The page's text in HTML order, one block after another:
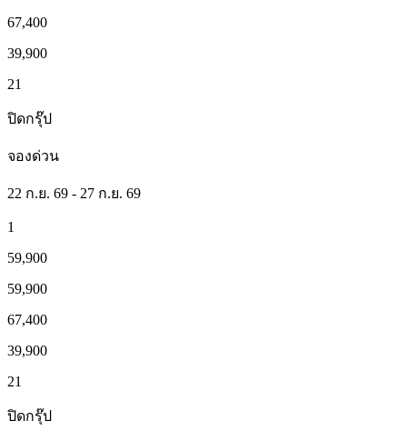
67,400
39,900
21
ปิดกรุ๊ป
จองด่วน
22 ก.ย. 69 - 27 ก.ย. 69
1
59,900
59,900
67,400
39,900
21
ปิดกรุ๊ป